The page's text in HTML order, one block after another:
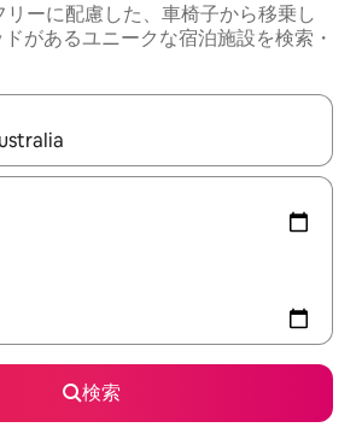
ーに配慮した、車椅子から移乗し
があるユニークな宿泊施設を検索・
たら、上下の矢印キーを使って移動するか
検索